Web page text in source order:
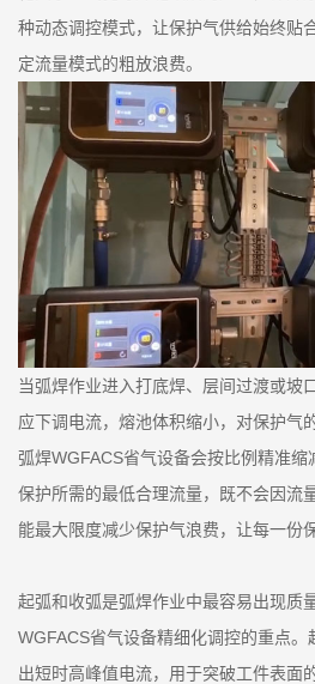
种动态调控模式，让保护气供给始终贴
定流量模式的粗放浪费。
当弧焊作业进入打底焊、层间过渡或坡
应下调电流，熔池体积缩小，对保护气
弧焊WGFACS省气设备会按比例精准
保护所需的最低合理流量，既不会因流
能最大限度减少保护气浪费，让每一份
起弧和收弧是弧焊作业中最容易出现质
WGFACS省气设备精细化调控的重点
出短时高峰值电流，用于突破工件表面